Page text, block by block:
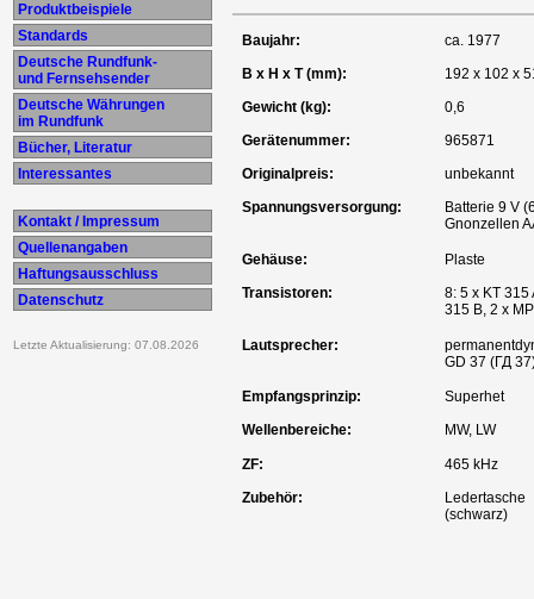
Produktbeispiele
Standards
Deutsche Rundfunk-
und Fernsehsender
Deutsche Währungen
im Rundfunk
Bücher, Literatur
Interessantes
Kontakt / Impressum
Quellenangaben
Haftungsausschluss
Datenschutz
Letzte Aktualisierung: 07.08.2026
Baujahr:
ca. 1977
B x H x T (mm):
192 x 102 x
Gewicht (kg):
0,6
Gerätenummer:
965871
Originalpreis:
unbekannt
Spannungsversorgung:
Batterie 9 V
Gnonzellen
Gehäuse:
Plaste
Transistoren:
8: 5 x KT 315
315 B, 2 x
Lautsprecher:
GD 37 (ГД
Empfangsprinzip:
Superhet
Wellenbereiche:
MW, LW
ZF:
465 kHz
Zubehör:
Ledertasche
(schwarz)